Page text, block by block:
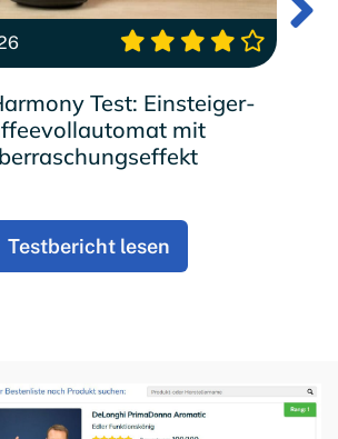
Test: Einsteiger-
mit
Testbericht lesen